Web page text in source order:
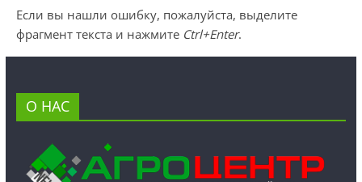
Если вы нашли ошибку, пожалуйста, выделите
фрагмент текста и нажмите Ctrl+Enter.
О НАС